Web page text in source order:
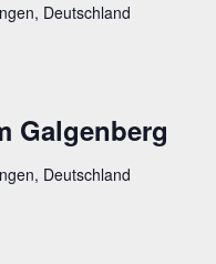
Deutschland
Galgenberg
Deutschland